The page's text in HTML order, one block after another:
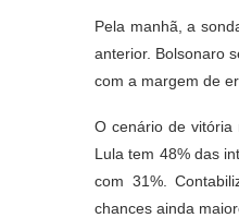
Pela manhã, a
anterior. Bolsonaro
com a margem de
O cenário de vitória
Lula tem 48% das
com 31%.
chances ainda